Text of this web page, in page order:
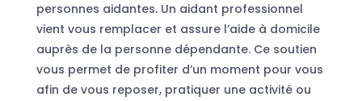
personnes aidantes. Un aidant professionnel
vient vous remplacer et assure l’aide à domicile
auprès de la personne dépendante. Ce soutien
vous permet de profiter d’un moment pour vous
afin de vous reposer, pratiquer une activité ou